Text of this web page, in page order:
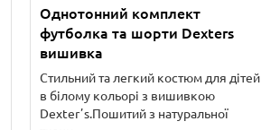
Однотонний комплект
футболка та шорти Dexters
вишивка
Стильний та легкий костюм для дітей
в білому кольорі з вишивкою
Dexterʼs.Пошитий з натуральної